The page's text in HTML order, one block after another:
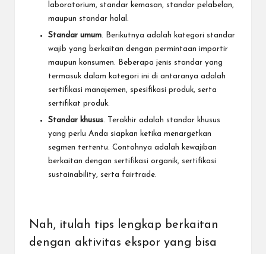
laboratorium, standar kemasan, standar pelabelan,
maupun standar halal.
Standar umum. Berikutnya adalah kategori standar
wajib yang berkaitan dengan permintaan importir
maupun konsumen. Beberapa jenis standar yang
termasuk dalam kategori ini di antaranya adalah
sertifikasi manajemen, spesifikasi produk, serta
sertifikat produk.
Standar khusus. Terakhir adalah standar khusus
yang perlu Anda siapkan ketika menargetkan
segmen tertentu. Contohnya adalah kewajiban
berkaitan dengan sertifikasi organik, sertifikasi
sustainability, serta fairtrade.
Nah, itulah tips lengkap berkaitan
dengan aktivitas ekspor yang bisa